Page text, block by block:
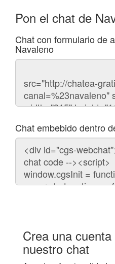
Pon el chat de
Chat con formulario de
Navaleno
Código
chat
Chat embebido dentro
Código
para
embeber
chat
Crea una
nuestro chat